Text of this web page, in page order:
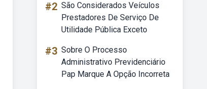
#2 São Considerados Veículos
Prestadores De Serviço De
Utilidade Pública Exceto
#3 Sobre O Processo
Administrativo Previdenciário
Pap Marque A Opção Incorreta